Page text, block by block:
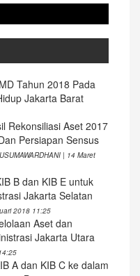
Tahun 2018 Pada
Jakarta Barat
Rekonsiliasi Aset 2017
Persiapan Sensus
| 14 Maret
B dan KIB E untuk
Jakarta Selatan
2018 11:25
Aset dan
Jakarta Utara
A dan KIB C ke dalam